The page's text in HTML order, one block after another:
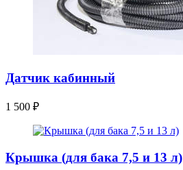
Датчик кабинный
1 500 ₽
Крышка (для бака 7,5 и 13 л)